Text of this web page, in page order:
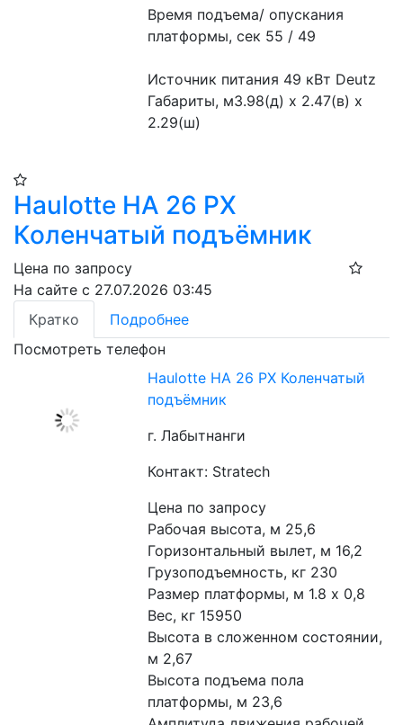
Время подъема/ опускания
платформы, сек 55 / 49
Источник питания 49 кВт Deutz
Габариты, м3.98(д) х 2.47(в) х
2.29(ш)
Haulotte HA 26 PX
Коленчатый подъёмник
Цена по запросу
На сайте с 27.07.2026 03:45
Кратко
Подробнее
Посмотреть телефон
Haulotte HA 26 PX Коленчатый
подъёмник
г. Лабытнанги
Контакт: Stratech
Цена по запросу
Рабочая высота, м 25,6
Горизонтальный вылет, м 16,2
Грузоподъемность, кг 230
Размер платформы, м 1.8 х 0,8
Вес, кг 15950
Высота в сложенном состоянии,
м 2,67
Высота подъема пола
платформы, м 23,6